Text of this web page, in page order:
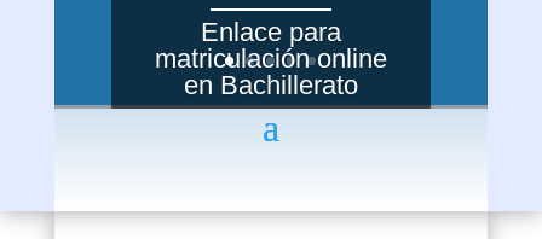
Enlace para
matriculación online
en Bachillerato
https://www.gobiernodecanarias
.org/educacion/web/alumnado-
Plazo Bachillerato: del